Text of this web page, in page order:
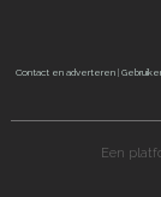
Contact en adverteren |
Een